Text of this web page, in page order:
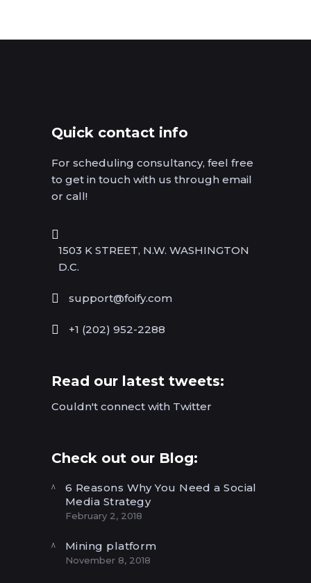
Quick contact info
For scheduling consultancy, feel free
to get in touch with us through email
or call!
1503 K STREET, N.W. WASHINGTON
D.C.
support@foify.com
+1 (202) 952-2288
Read our latest tweets:
Couldn't connect with Twitter
Check out our Blog:
6 Reasons Why You Need a Social
Media Strategy
February 2, 2018
Mining platform
November 8, 2018